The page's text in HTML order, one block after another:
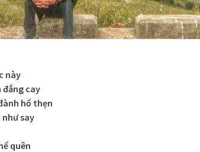
này
đắng cay
hổ thẹn
say
quên